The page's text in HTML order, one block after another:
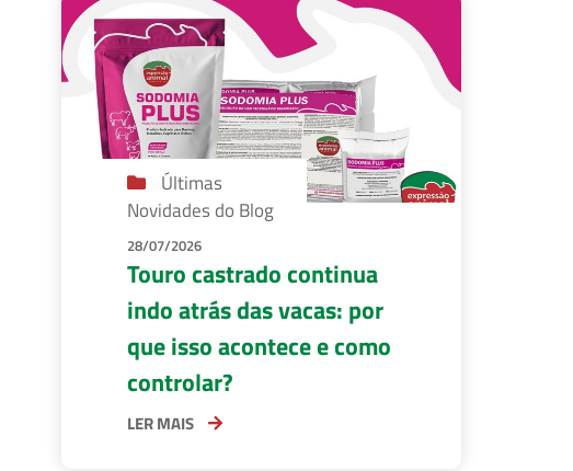
Últimas
Novidades do Blog
28/07/2026
Touro castrado continua
indo atrás das vacas: por
que isso acontece e como
controlar?
LER MAIS